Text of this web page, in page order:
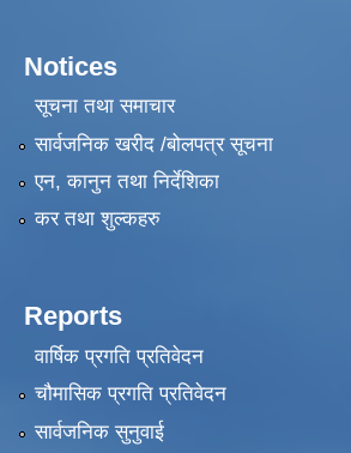
Notices
सूचना तथा समाचार
सार्वजनिक खरीद /बोलपत्र सूचना
एन, कानुन तथा निर्देशिका
कर तथा शुल्कहरु
Reports
वार्षिक प्रगति प्रतिवेदन
चौमासिक प्रगति प्रतिवेदन
सार्वजनिक सुनुवाई